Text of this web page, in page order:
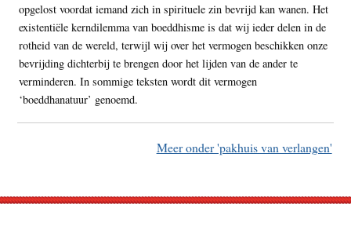
opgelost voordat iemand zich in spirituele zin bevrijd kan wanen. Het
existentiële kerndilemma van boeddhisme is dat wij ieder delen in de
rotheid van de wereld, terwijl wij over het vermogen beschikken onze
bevrijding dichterbij te brengen door het lijden van de ander te
verminderen. In sommige teksten wordt dit vermogen
‘boeddhanatuur’ genoemd.
Meer onder 'pakhuis van verlangen'